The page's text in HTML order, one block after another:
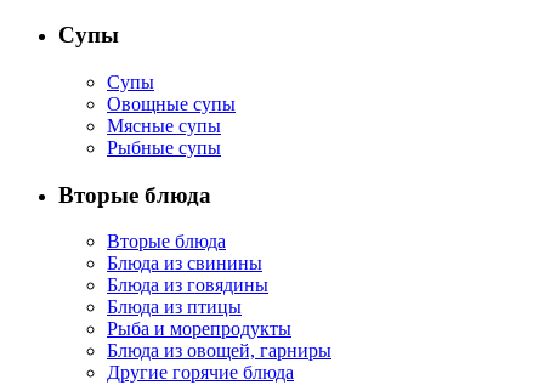
Супы
Супы
Овощные супы
Мясные супы
Рыбные супы
Вторые блюда
Вторые блюда
Блюда из свинины
Блюда из говядины
Блюда из птицы
Рыба и морепродукты
Блюда из овощей, гарниры
Другие горячие блюда